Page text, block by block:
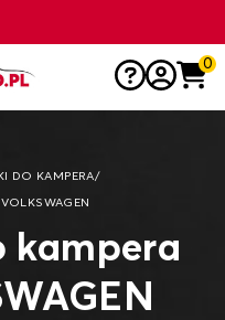
0
DO KAMPERA/
kampera